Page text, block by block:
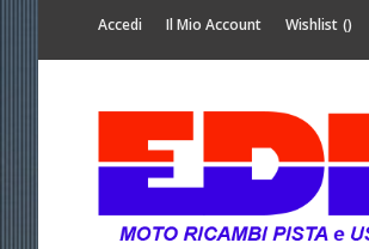
Accedi Il Mio Account Wishlist